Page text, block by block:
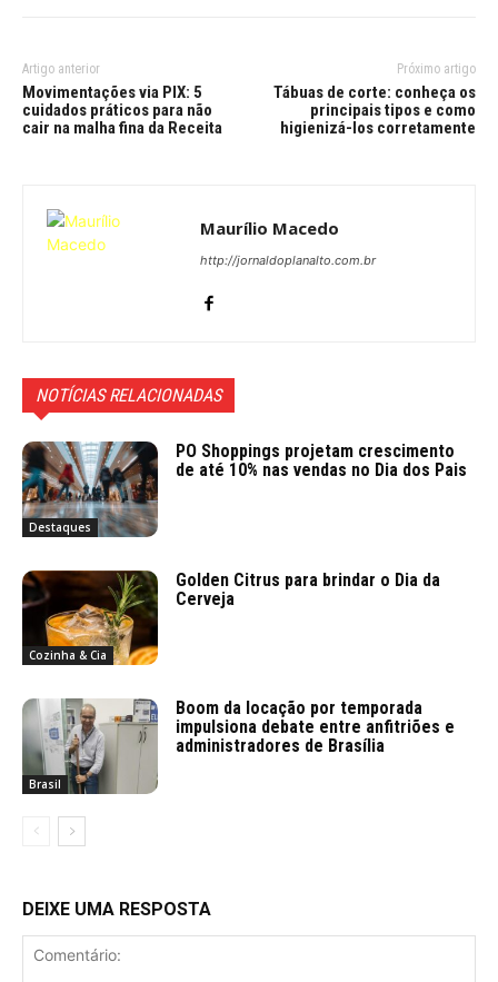
Artigo anterior
Movimentações via PIX: 5
cuidados práticos para não
cair na malha fina da Receita
Próximo artigo
Tábuas de corte: conheça os
principais tipos e como
higienizá-los corretamente
Maurílio Macedo
http://jornaldoplanalto.com.br
NOTÍCIAS RELACIONADAS
Destaques
PO Shoppings projetam crescimento
de até 10% nas vendas no Dia dos Pais
Cozinha & Cia
Golden Citrus para brindar o Dia da
Cerveja
Brasil
Boom da locação por temporada
impulsiona debate entre anfitriões e
administradores de Brasília
DEIXE UMA RESPOSTA